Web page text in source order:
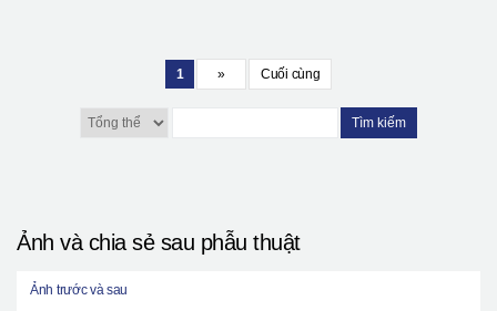
1 » Cuối cùng
Tìm kiếm
Ảnh và chia sẻ sau phẫu thuật
Ảnh trước và sau